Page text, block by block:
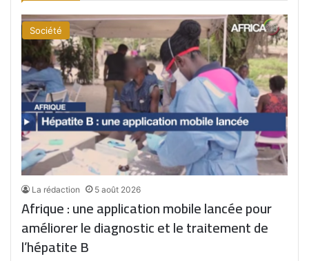
Société
La rédaction 5 août 2026
Afrique : une application mobile lancée pour
améliorer le diagnostic et le traitement de
l’hépatite B